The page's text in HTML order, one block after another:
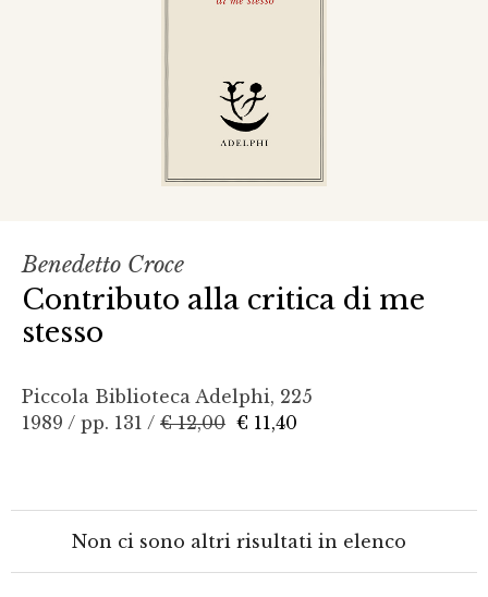
Benedetto Croce
Contributo alla critica di me
stesso
Piccola Biblioteca Adelphi, 225
1989 / pp. 131 / € 12,00 € 11,40
Non ci sono altri risultati in elenco